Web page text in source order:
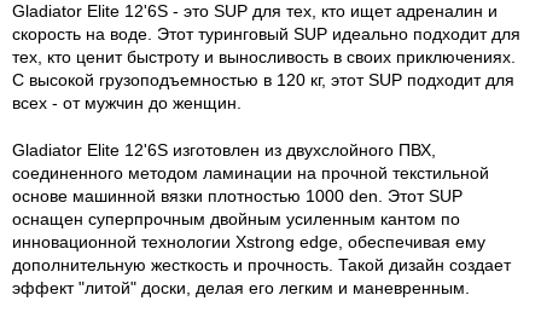
Gladiator Elite 12'6S - это SUP для тех, кто ищет адреналин и
скорость на воде. Этот туринговый SUP идеально подходит для
тех, кто ценит быстроту и выносливость в своих приключениях.
С высокой грузоподъемностью в 120 кг, этот SUP подходит для
всех - от мужчин до женщин.
Gladiator Elite 12'6S изготовлен из двухслойного ПВХ,
соединенного методом ламинации на прочной текстильной
основе машинной вязки плотностью 1000 den. Этот SUP
оснащен суперпрочным двойным усиленным кантом по
инновационной технологии Xstrong edge, обеспечивая ему
дополнительную жесткость и прочность. Такой дизайн создает
эффект "литой" доски, делая его легким и маневренным.